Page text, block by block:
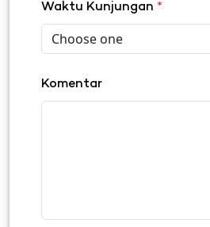
Waktu Kunjungan *
Komentar